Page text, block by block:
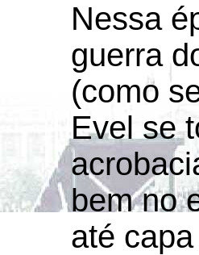
Nessa
guerra
(como
Evel se
bem no
até capa